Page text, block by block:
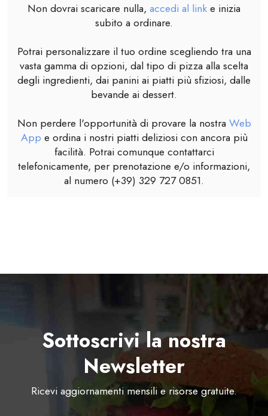
Non dovrai scaricare nulla, accedi al linke inizia
subito a ordinare.
Potrai personalizzare il tuo ordine scegliendo tra una
vasta gamma di opzioni, dal tipo di pizza alla scelta
degli ingredienti, dai panini ai piatti più sfiziosi, dalle
bevande ai dessert.
Non perdere l'opportunità di provare la nostraWeb
App e ordina i nostri piatti deliziosi con ancora più
facilità. Potrai comunque contattarci
telefonicamente, per prenotazione e/o informazioni,
al numero (+39) 329 727 0851.
Sottoscrivi la nostra
Newsletter
Ricevi aggiornamenti mensili e risorse gratuite.